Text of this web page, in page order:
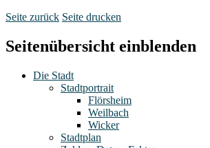
Seite zurück Seite drucken
Seitenübersicht einblenden
Die Stadt
Stadtportrait
Flörsheim
Weilbach
Wicker
Stadtplan